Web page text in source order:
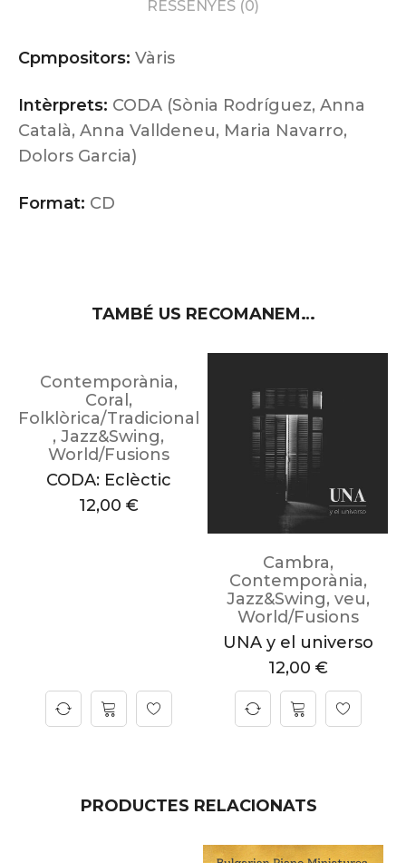
RESSENYES (0)
Cpmpositors: Vàris
Intèrprets: CODA (Sònia Rodríguez, Anna
Català, Anna Valldeneu, Maria Navarro,
Dolors Garcia)
Format: CD
TAMBÉ US RECOMANEM…
Contemporània,
Coral ,
Folklòrica/Tradicional
, Jazz&Swing,
World/Fusions
CODA: Eclèctic
12,00 €
Cambra,
Contemporània,
Jazz&Swing, veu,
World/Fusions
UNA y el universo
12,00 €
PRODUCTES RELACIONATS